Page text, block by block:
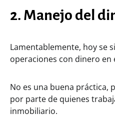
2. Manejo del
Lamentablemente, hoy se
operaciones con dinero en
No es una buena práctica,
por parte de quienes
inmobiliario.